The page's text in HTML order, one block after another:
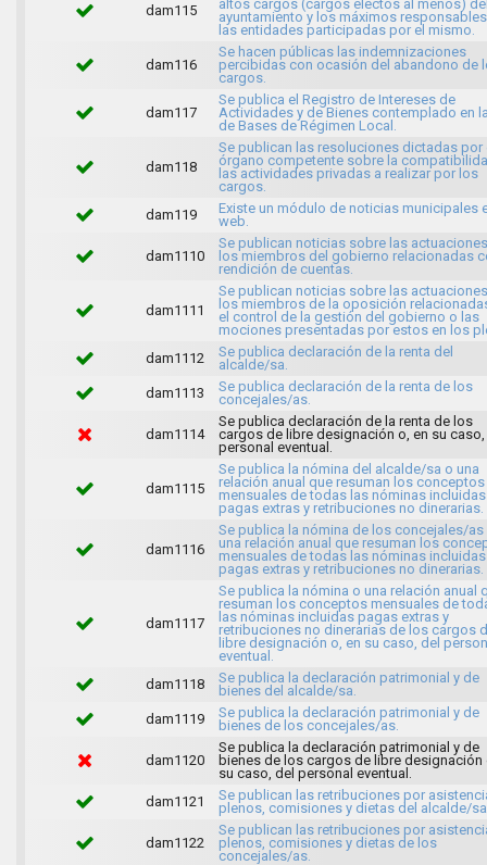
dam115
altos cargos (cargos electos al menos)
ayuntamiento y los máximos
las entidades participadas por el mismo.
dam116
Se hacen públicas las indemnizaciones
percibidas con ocasión del abandono de
cargos.
dam117
Se publica el Registro de Intereses de
Actividades y de Bienes contemplado en
de Bases de Régimen Local.
dam118
Se publican las resoluciones dictadas por
órgano competente sobre la
las actividades privadas a realizar por los
cargos.
dam119
Existe un módulo de noticias municipales
web.
dam1110
Se publican noticias sobre las
los miembros del gobierno relacionadas
rendición de cuentas.
dam1111
Se publican noticias sobre las
los miembros de la oposición
el control de la gestión del gobierno o las
mociones presentadas por estos en los
dam1112
Se publica declaración de la renta del
alcalde/sa.
dam1113
Se publica declaración de la renta de los
concejales/as.
dam1114
Se publica declaración de la renta de los
cargos de libre designación o, en su
personal eventual.
dam1115
Se publica la nómina del alcalde/sa o una
relación anual que resuman los conceptos
mensuales de todas las nóminas incluidas
pagas extras y retribuciones no dinerarias.
dam1116
Se publica la nómina de los concejales/as
una relación anual que resuman los
mensuales de todas las nóminas incluidas
pagas extras y retribuciones no dinerarias.
dam1117
Se publica la nómina o una relación anual
resuman los conceptos mensuales de
las nóminas incluidas pagas extras y
retribuciones no dinerarias de los cargos
libre designación o, en su caso, del
eventual.
dam1118
Se publica la declaración patrimonial y de
bienes del alcalde/sa.
dam1119
Se publica la declaración patrimonial y de
bienes de los concejales/as.
dam1120
Se publica la declaración patrimonial y de
bienes de los cargos de libre designación
su caso, del personal eventual.
dam1121
Se publican las retribuciones por
plenos, comisiones y dietas del alcalde/
dam1122
Se publican las retribuciones por
plenos, comisiones y dietas de los
concejales/as.